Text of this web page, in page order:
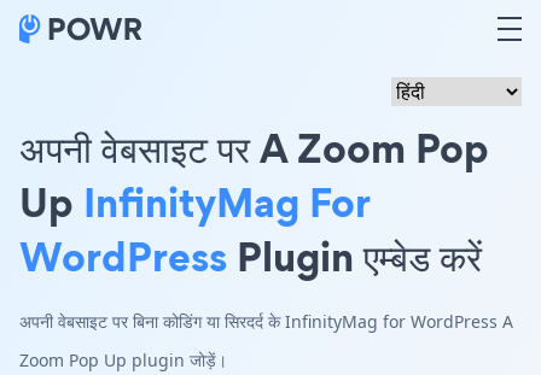
अपनी वेबसाइट पर A Zoom Pop
Up InfinityMag For
WordPress Plugin एम्बेड करें
अपनी वेबसाइट पर बिना कोडिंग या सिरदर्द के InfinityMag for WordPress A
Zoom Pop Up plugin जोड़ें।